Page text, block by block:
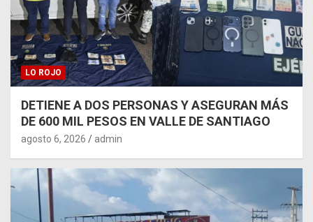
LO ROJO
DETIENE A DOS PERSONAS Y ASEGURAN MÁS
DE 600 MIL PESOS EN VALLE DE SANTIAGO
agosto 6, 2026 admin